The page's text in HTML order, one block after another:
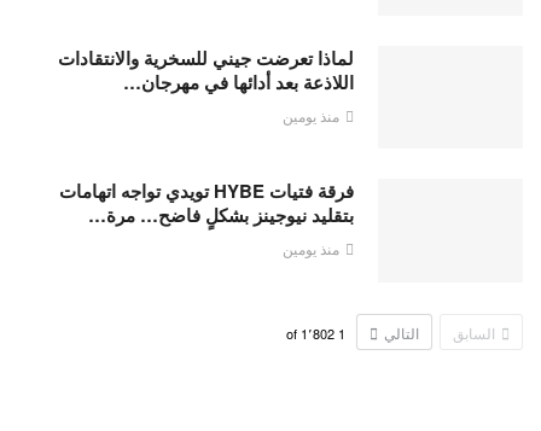
لماذا تعرضت جيني للسخرية والانتقادات
اللاذعة بعد أدائها في مهرجان…
منذ يومين
فرقة فتيات HYBE تويدي تواجه اتهامات
بتقليد نيوجينز بشكلٍ فاضح… مرة…
منذ يومين
السابق التالي 1 1٬802